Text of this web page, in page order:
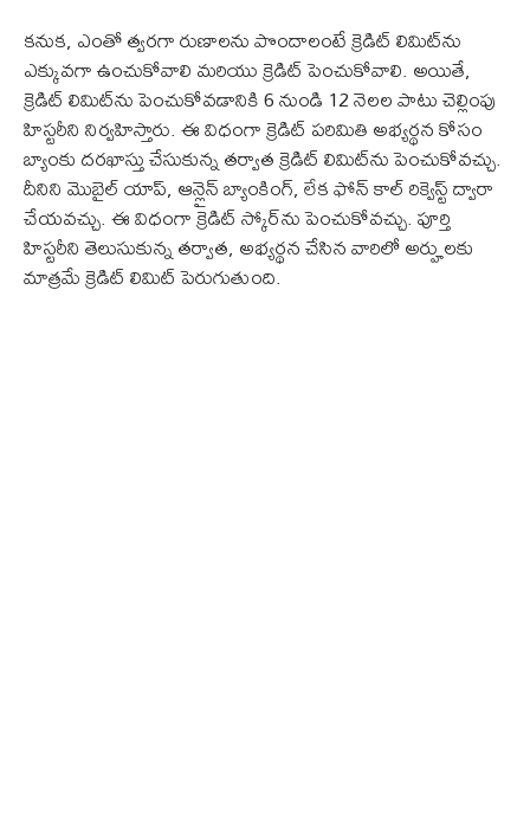
కనుక, ఎంతో త్వరగా రుణాలను పొందాలంటే క్రెడిట్ లిమిట్‌ను
ఎక్కువగా ఉంచుకోవాలి మరియు క్రెడిట్ పెంచుకోవాలి. అయితే,
క్రెడిట్ లిమిట్‌ను పెంచుకోవడానికి 6 నుండి 12 నెలల పాటు చెల్లింపు
హిస్టరీని నిర్వహిస్తారు. ఈ విధంగా క్రెడిట్ పరిమితి అభ్యర్థన కోసం
బ్యాంకు దరఖాస్తు చేసుకున్న తర్వాత క్రెడిట్ లిమిట్‌ను పెంచుకోవచ్చు.
దీనిని మొబైల్ యాప్, ఆన్లైన్ బ్యాంకింగ్, లేక ఫోన్ కాల్ రిక్వెస్ట్ ద్వారా
చేయవచ్చు. ఈ విధంగా క్రెడిట్ స్కోర్‌ను పెంచుకోవచ్చు. పూర్తి
హిస్టరీని తెలుసుకున్న తర్వాత, అభ్యర్థన చేసిన వారిలో అర్హులకు
మాత్రమే క్రెడిట్ లిమిట్ పెరుగుతుంది.